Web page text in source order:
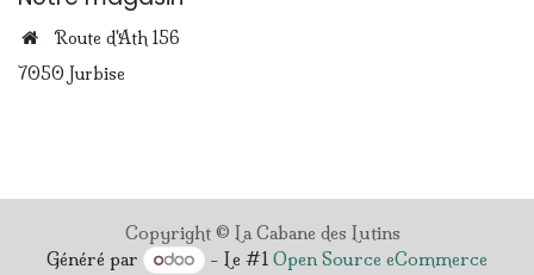
Route d'Ath 156
7050 Jurbise
Copyright © La Cabane des Lutins
Généré par
- Le #1 Open Source eCommerce